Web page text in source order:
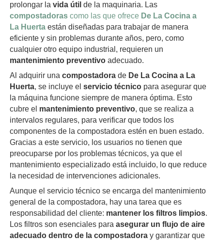
prolongar la vida útil de la maquinaria. Las
compostadoras como las que ofrece De La Cocina a
La Huerta están diseñadas para trabajar de manera
eficiente y sin problemas durante años, pero, como
cualquier otro equipo industrial, requieren un
mantenimiento preventivo adecuado.
Al adquirir una compostadora de De La Cocina a La
Huerta, se incluye el servicio técnico para asegurar que
la máquina funcione siempre de manera óptima. Esto
cubre el mantenimiento preventivo, que se realiza a
intervalos regulares, para verificar que todos los
componentes de la compostadora estén en buen estado.
Gracias a este servicio, los usuarios no tienen que
preocuparse por los problemas técnicos, ya que el
mantenimiento especializado está incluido, lo que reduce
la necesidad de intervenciones adicionales.
Aunque el servicio técnico se encarga del mantenimiento
general de la compostadora, hay una tarea que es
responsabilidad del cliente: mantener los filtros limpios.
Los filtros son esenciales para asegurar un flujo de aire
adecuado dentro de la compostadora y garantizar que